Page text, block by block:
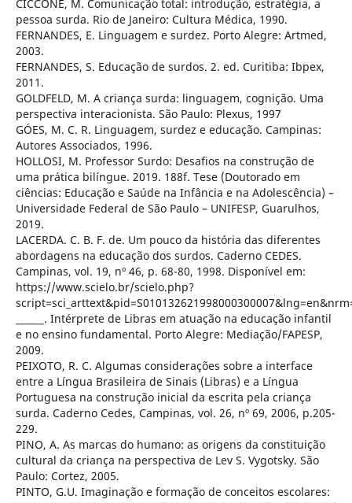
CICCONE, M. Comunicação total: introdução, estratégia, a
pessoa surda. Rio de Janeiro: Cultura Médica, 1990.
FERNANDES, E. Linguagem e surdez. Porto Alegre: Artmed,
2003.
FERNANDES, S. Educação de surdos. 2. ed. Curitiba: Ibpex,
2011.
GOLDFELD, M. A criança surda: linguagem, cognição. Uma
perspectiva interacionista. São Paulo: Plexus, 1997
GÓES, M. C. R. Linguagem, surdez e educação. Campinas:
Autores Associados, 1996.
HOLLOSI, M. Professor Surdo: Desafios na construção de
uma prática bilíngue. 2019. 188f. Tese (Doutorado em
ciências: Educação e Saúde na Infância e na Adolescência) –
Universidade Federal de São Paulo – UNIFESP, Guarulhos,
2019.
LACERDA. C. B. F. de. Um pouco da história das diferentes
abordagens na educação dos surdos. Caderno CEDES.
Campinas, vol. 19, nº 46, p. 68-80, 1998. Disponível em:
https://www.scielo.br/scielo.php?
______. Intérprete de Libras em atuação na educação infantil
e no ensino fundamental. Porto Alegre: Mediação/FAPESP,
2009.
PEIXOTO, R. C. Algumas considerações sobre a interface
entre a Língua Brasileira de Sinais (Libras) e a Língua
Portuguesa na construção inicial da escrita pela criança
surda. Caderno Cedes, Campinas, vol. 26, nº 69, 2006, p.205-
229.
PINO, A. As marcas do humano: as origens da constituição
cultural da criança na perspectiva de Lev S. Vygotsky. São
Paulo: Cortez, 2005.
PINTO, G.U. Imaginação e formação de conceitos escolares: